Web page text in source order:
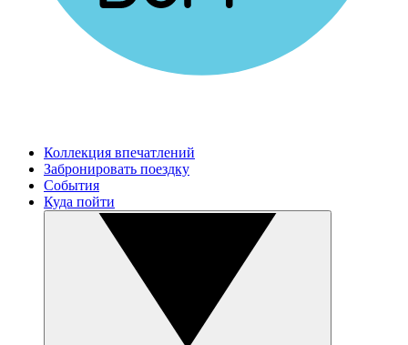
Коллекция впечатлений
Забронировать поездку
События
Куда пойти